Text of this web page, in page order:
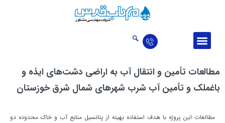
مطالعات تأمين و انتقال آب به اراضي دشت‌هاي ايذه و
باغملك و تأمين آب شرب شهرهاي شمال شرق خوزستان
مطالعات اين پروژه با هدف استفاده بهينه از پتانسيل‌ منابع آب و خاك محدوده دو